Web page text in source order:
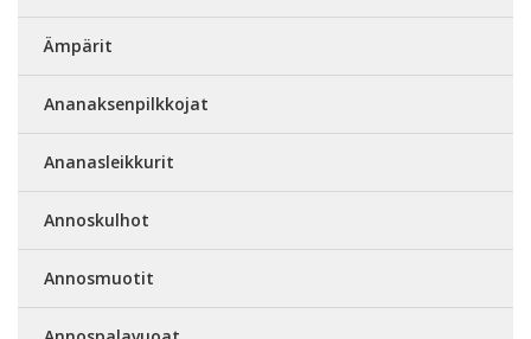
Ämpärit
Ananaksenpilkkojat
Ananasleikkurit
Annoskulhot
Annosmuotit